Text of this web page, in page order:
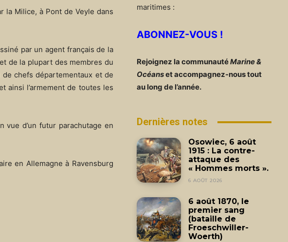
la Milice, à Pont de Veyle dans
par un agent français de la
de la plupart des membres du
chefs départementaux et de
ainsi l’armement de toutes les
vue d’un futur parachutage en
en Allemagne à Ravensburg
maritimes :
ABONNEZ-VOUS !
Rejoignez la communautéMarine &
Océanset accompagnez-nous tout
au long de l’année.
Dernières notes
Osowiec, 6 août
1915 : La contre-
attaque des
« Hommes morts ».
6 AOÛT 2026
6 août 1870, le
premier sang
(bataille de
Froeschwiller-
Woerth)